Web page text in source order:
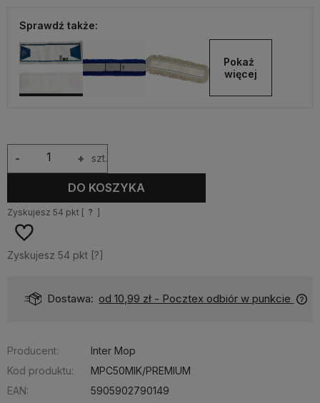
Sprawdź także:
Pokaż
więcej
+
- szt.
DO KOSZYKA
Zyskujesz 54 pkt [ ? ]
Zyskujesz 54 pkt [?]
Dostawa: od 10,99 zł - Pocztex odbiór w punkcie
Producent:
Inter Mop
Kod produktu:
MPC50MIK/PREMIUM
EAN:
5905902790149